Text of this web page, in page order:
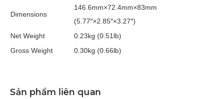
Dimensions
146.6mm×72.4mm×83mm
(5.77″×2.85″×3.27″)
Net Weight
0.23kg (0.51lb)
Gross Weight
0.30kg (0.66lb)
Sản phẩm liên quan